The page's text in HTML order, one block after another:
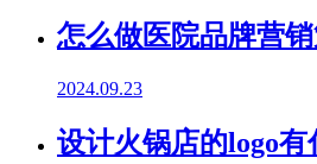
怎么做医院品牌营
2024.09.23
设计火锅店的logo